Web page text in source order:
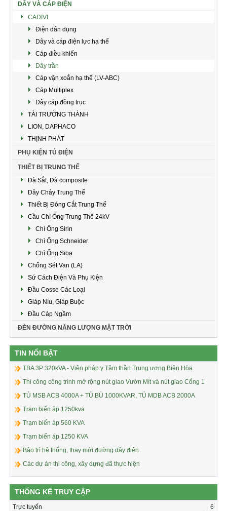
DÂY VÀ CÁP ĐIỆN
CADIVI
Điện dân dụng
Dây và cáp điện lực hạ thế
Cáp điều khiển
Dây trần
Cáp vặn xoắn hạ thế (LV-ABC)
Cáp Multiplex
Dây cáp đồng trục
TÀI TRƯỜNG THÀNH
LION, DAPHACO
THỊNH PHÁT
PHỤ KIỆN TỦ ĐIỆN
THIẾT BỊ TRUNG THẾ
Đà Sắt, Đà composite
Dây Chảy Trung Thế
Thiết Bị Đóng Cắt Trung Thế
Cầu Chì Ống Trung Thế 24kV
Chì Ống Sirin
Chì Ống Schneider
Chì Ống Siba
Chống Sét Van (LA)
Sứ Cách Điện Và Phụ Kiện
Đầu Cosse Các Loại
Giáp Níu, Giáp Buộc
Đầu Cáp Ngầm
ĐÈN ĐƯỜNG NĂNG LƯỢNG MẶT TRỜI
TIN NỔI BẬT
TBA 3P 320kVA - Viện pháp y Tâm thần Trung ương Biên Hòa
Thi công công trình mở rộng nút giao Vườn Mít và nút giao Cổng 1
TỦ MSB ACB 4000A + TỦ BÙ 1000KVAR, TỦ MDB ACB 2000A
Trạm biến áp 1250kva
Trạm biến áp 560 KVA
Trạm biến áp 1250 KVA
Bảo trì hệ thống, thay mới đường dây điện
Các dự án thi công, xây dựng đã thực hiện
THỐNG KÊ TRUY CẬP
Trực tuyến
6